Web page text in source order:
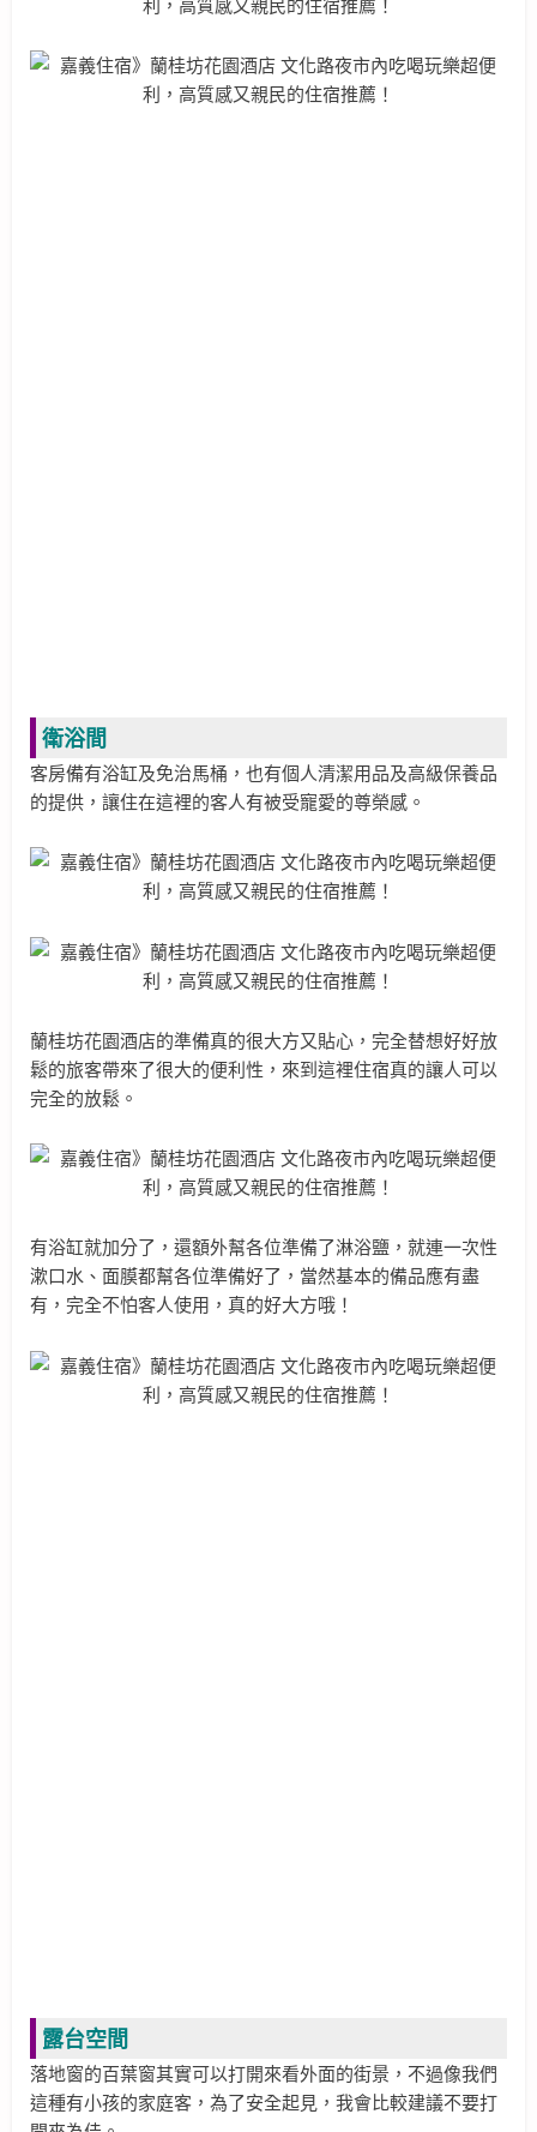
衛浴間
客房備有浴缸及免治馬桶，也有個人清潔用品及高級保養品
的提供，讓住在這裡的客人有被受寵愛的尊榮感。
蘭桂坊花園酒店的準備真的很大方又貼心，完全替想好好放
鬆的旅客帶來了很大的便利性，來到這裡住宿真的讓人可以
完全的放鬆。
有浴缸就加分了，還額外幫各位準備了淋浴鹽，就連一次性
漱口水、面膜都幫各位準備好了，當然基本的備品應有盡
有，完全不怕客人使用，真的好大方哦！
露台空間
落地窗的百葉窗其實可以打開來看外面的街景，不過像我們
這種有小孩的家庭客，為了安全起見，我會比較建議不要打